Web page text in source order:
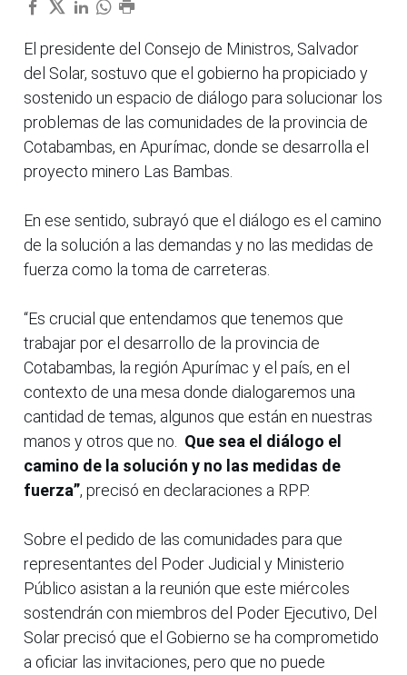
El presidente del Consejo de Ministros, Salvador
del Solar, sostuvo que el gobierno ha propiciado y
sostenido un espacio de diálogo para solucionar los
problemas de las comunidades de la provincia de
Cotabambas, en Apurímac, donde se desarrolla el
proyecto minero Las Bambas.
En ese sentido, subrayó que el diálogo es el camino
de la solución a las demandas y no las medidas de
fuerza como la toma de carreteras.
“Es crucial que entendamos que tenemos que
trabajar por el desarrollo de la provincia de
Cotabambas, la región Apurímac y el país, en el
contexto de una mesa donde dialogaremos una
cantidad de temas, algunos que están en nuestras
manos y otros que no.
Que sea el diálogo el
camino de la solución y no las medidas de
fuerza”, precisó en declaraciones a RPP.
Sobre el pedido de las comunidades para que
representantes del Poder Judicial y Ministerio
Público asistan a la reunión que este miércoles
sostendrán con miembros del Poder Ejecutivo, Del
Solar precisó que el Gobierno se ha comprometido
a oficiar las invitaciones, pero que no puede